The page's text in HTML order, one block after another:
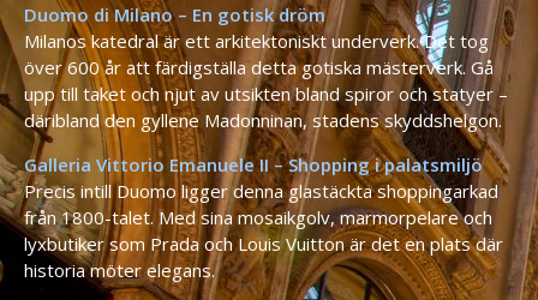
Duomo di Milano – En gotisk dröm
Milanos katedral är ett arkitektoniskt underverk. Det tog
över 600 år att färdigställa detta gotiska mästerverk. Gå
upp till taket och njut av utsikten bland spiror och statyer –
däribland den gyllene Madonninan, stadens skyddshelgon.
Galleria Vittorio Emanuele II – Shopping i palatsmiljö
Precis intill Duomo ligger denna glastäckta shoppingarkad
från 1800-talet. Med sina mosaikgolv, marmorpelare och
lyxbutiker som Prada och Louis Vuitton är det en plats där
historia möter elegans.